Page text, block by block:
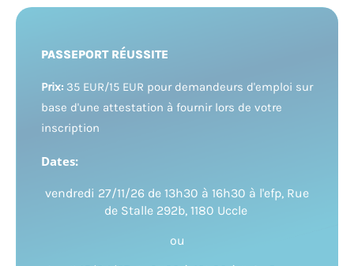
PASSEPORT RÉUSSITE
Prix: 35 EUR/15 EUR pour demandeurs d'emploi sur
base d'une attestation à fournir lors de votre
inscription
Dates:
vendredi 27/11/26 de 13h30 à 16h30 à l'efp, Rue
de Stalle 292b, 1180 Uccle
ou